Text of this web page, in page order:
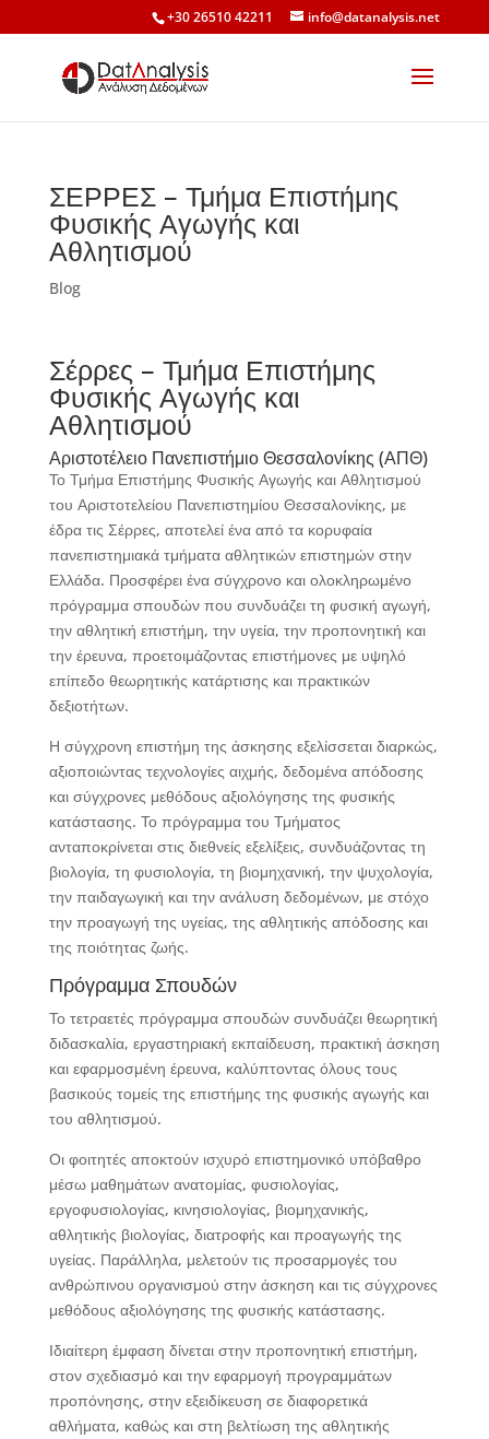
+30 26510 42211 info@datanalysis.net
ΣΕΡΡΕΣ – Τμήμα Επιστήμης
Φυσικής Αγωγής και
Αθλητισμού
Blog
Σέρρες – Τμήμα Επιστήμης
Φυσικής Αγωγής και
Αθλητισμού
Αριστοτέλειο Πανεπιστήμιο Θεσσαλονίκης (ΑΠΘ)
Το Τμήμα Επιστήμης Φυσικής Αγωγής και Αθλητισμού
του Αριστοτελείου Πανεπιστημίου Θεσσαλονίκης, με
έδρα τις Σέρρες, αποτελεί ένα από τα κορυφαία
πανεπιστημιακά τμήματα αθλητικών επιστημών στην
Ελλάδα. Προσφέρει ένα σύγχρονο και ολοκληρωμένο
πρόγραμμα σπουδών που συνδυάζει τη φυσική αγωγή,
την αθλητική επιστήμη, την υγεία, την προπονητική και
την έρευνα, προετοιμάζοντας επιστήμονες με υψηλό
επίπεδο θεωρητικής κατάρτισης και πρακτικών
δεξιοτήτων.
Η σύγχρονη επιστήμη της άσκησης εξελίσσεται διαρκώς,
αξιοποιώντας τεχνολογίες αιχμής, δεδομένα απόδοσης
και σύγχρονες μεθόδους αξιολόγησης της φυσικής
κατάστασης. Το πρόγραμμα του Τμήματος
ανταποκρίνεται στις διεθνείς εξελίξεις, συνδυάζοντας τη
βιολογία, τη φυσιολογία, τη βιομηχανική, την ψυχολογία,
την παιδαγωγική και την ανάλυση δεδομένων, με στόχο
την προαγωγή της υγείας, της αθλητικής απόδοσης και
της ποιότητας ζωής.
Πρόγραμμα Σπουδών
Το τετραετές πρόγραμμα σπουδών συνδυάζει θεωρητική
διδασκαλία, εργαστηριακή εκπαίδευση, πρακτική άσκηση
και εφαρμοσμένη έρευνα, καλύπτοντας όλους τους
βασικούς τομείς της επιστήμης της φυσικής αγωγής και
του αθλητισμού.
Οι φοιτητές αποκτούν ισχυρό επιστημονικό υπόβαθρο
μέσω μαθημάτων ανατομίας, φυσιολογίας,
εργοφυσιολογίας, κινησιολογίας, βιομηχανικής,
αθλητικής βιολογίας, διατροφής και προαγωγής της
υγείας. Παράλληλα, μελετούν τις προσαρμογές του
ανθρώπινου οργανισμού στην άσκηση και τις σύγχρονες
μεθόδους αξιολόγησης της φυσικής κατάστασης.
Ιδιαίτερη έμφαση δίνεται στην προπονητική επιστήμη,
στον σχεδιασμό και την εφαρμογή προγραμμάτων
προπόνησης, στην εξειδίκευση σε διαφορετικά
αθλήματα, καθώς και στη βελτίωση της αθλητικής